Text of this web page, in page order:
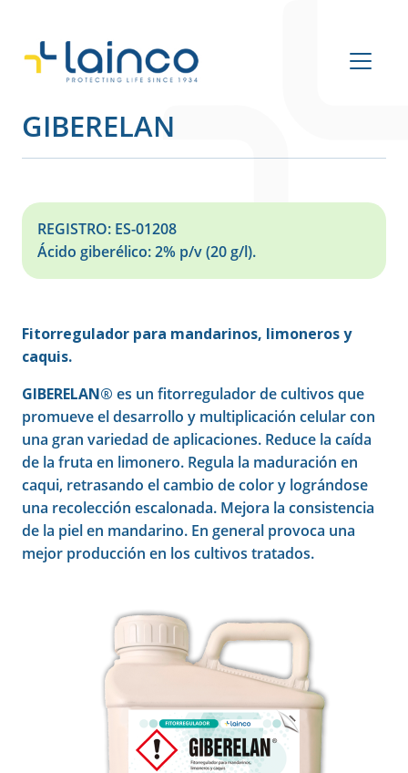
Navegación principal
GIBERELAN
REGISTRO: ES-01208
Ácido giberélico: 2% p/v (20 g/l).
Fitorregulador para mandarinos, limoneros y
caquis.
GIBERELAN® es un fitorregulador de cultivos que
promueve el desarrollo y multiplicación celular con
una gran variedad de aplicaciones. Reduce la caída
de la fruta en limonero. Regula la maduración en
caqui, retrasando el cambio de color y lográndose
una recolección escalonada. Mejora la consistencia
de la piel en mandarino. En general provoca una
mejor producción en los cultivos tratados.